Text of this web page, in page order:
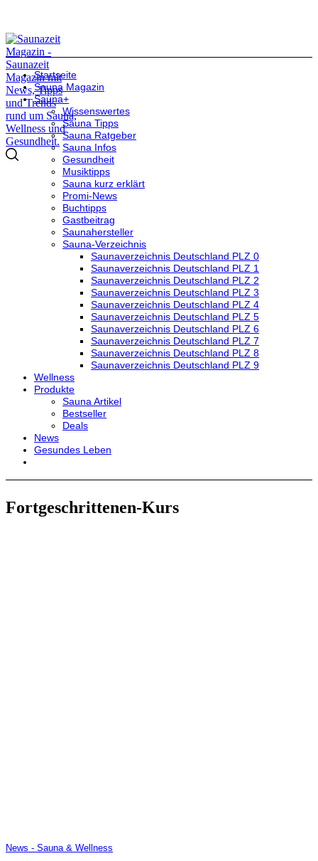
Startseite
Sauna Magazin
Sauna+
Wissenswertes
Sauna Tipps
Sauna Ratgeber
Sauna Infos
Gesundheit
Musiktipps
Sauna kurz erklärt
Promi-News
Buchtipps
Gastbeitrag
Saunahersteller
Sauna-Verzeichnis
Saunaverzeichnis Deutschland PLZ 0
Saunaverzeichnis Deutschland PLZ 1
Saunaverzeichnis Deutschland PLZ 2
Saunaverzeichnis Deutschland PLZ 3
Saunaverzeichnis Deutschland PLZ 4
Saunaverzeichnis Deutschland PLZ 5
Saunaverzeichnis Deutschland PLZ 6
Saunaverzeichnis Deutschland PLZ 7
Saunaverzeichnis Deutschland PLZ 8
Saunaverzeichnis Deutschland PLZ 9
Wellness
Produkte
Sauna Artikel
Bestseller
Deals
News
Gesundes Leben
Fortgeschrittenen-Kurs
News - Sauna & Wellness